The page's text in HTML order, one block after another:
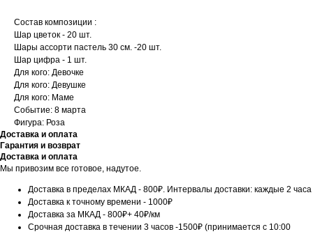
Состав композиции :
Шар цветок - 20 шт.
Шары ассорти пастель 30 см. -20 шт.
Шар цифра - 1 шт.
Для кого: Девочке
Для кого: Девушке
Для кого: Маме
Событие: 8 марта
Фигура: Роза
Доставка и оплата
Гарантия и возврат
Доставка и оплата
Мы привозим все готовое, надутое.
Доставка в пределах МКАД - 800₽. Интервалы доставки: каждые 2 часа
Доставка к точному времени - 1000₽
Доставка за МКАД - 800₽+ 40₽/км
Срочная доставка в течении 3 часов -1500₽ (принимается с 10:00